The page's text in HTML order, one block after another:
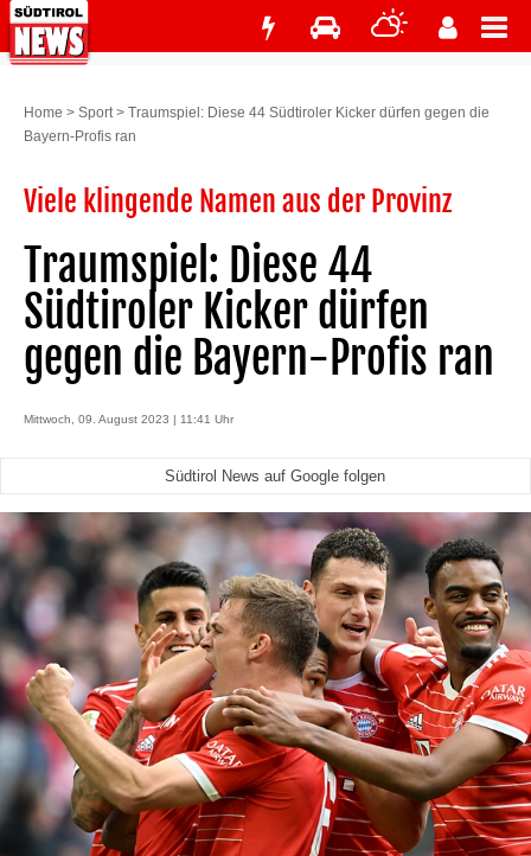
Home > Sport> Traumspiel: Diese 44 Südtiroler Kicker dürfen gegen die
Bayern-Profis ran
Viele klingende Namen aus der Provinz
Traumspiel: Diese 44
Südtiroler Kicker dürfen
gegen die Bayern-Profis ran
Mittwoch, 09. August 2023 | 11:41 Uhr
Südtirol News auf Google folgen